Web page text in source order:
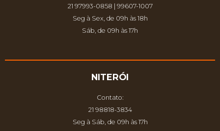
21 97993-0858 | 99607-1007
Seg à Sex, de 09h às 18h
Sáb, de 09h às 17h
NITERÓI
Contato:
21 98818-3834
Seg à Sáb, de 09h às 17h